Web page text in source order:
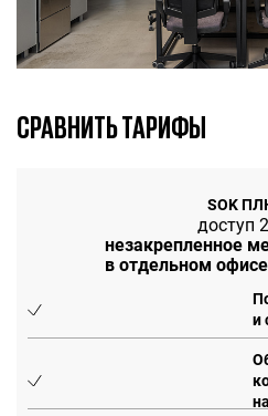
СРАВНИТЬ ТАРИФЫ
SOK
доступ
незакрепленное
в отдельном
и